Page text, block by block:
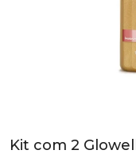
Kit com 2